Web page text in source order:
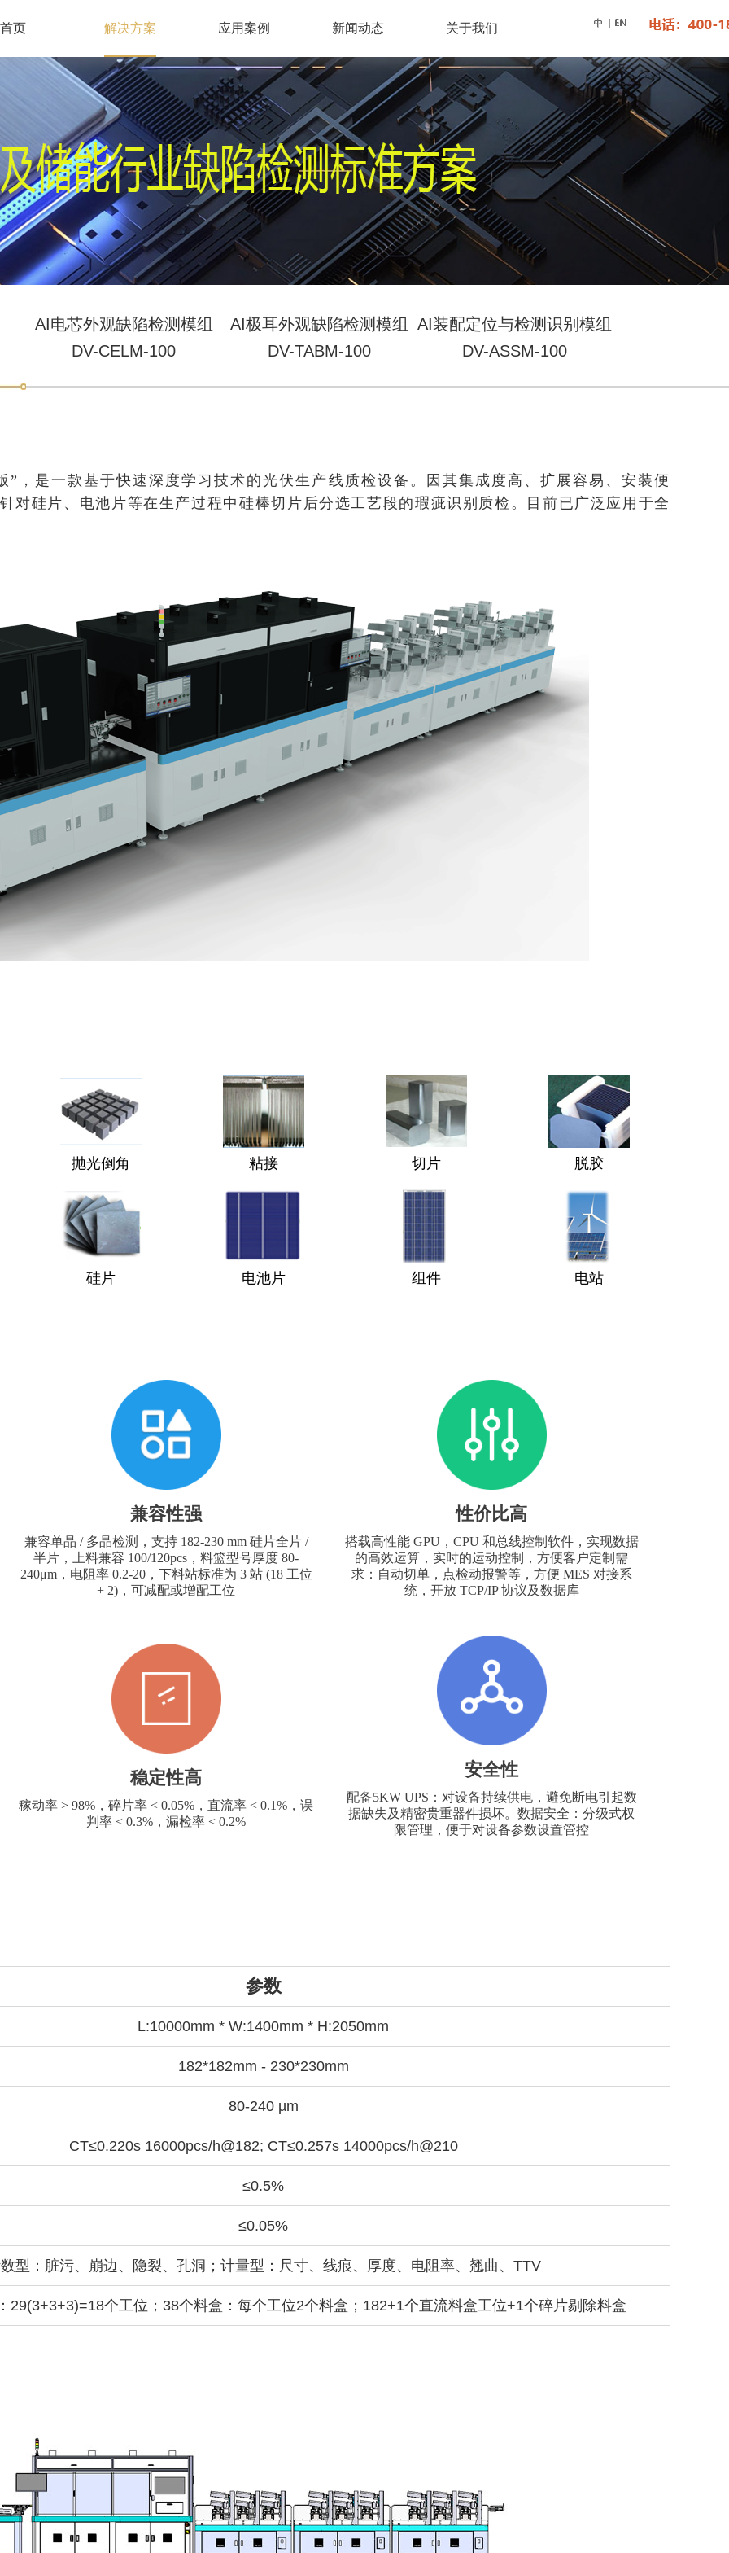
页 解决方案 应用案例 新闻动态 关于我们
AI电芯外观缺陷检测模组
DV-CELM-100
AI极耳外观缺陷检测模组
DV-TABM-100
AI装配定位与检测识别模组
DV-ASSM-100
，是一款基于快速深度学习技术的光伏生产线质检设备。因其集成度高、扩展容易、安装便
对硅片、电池片等在生产过程中硅棒切片后分选工艺段的瑕疵识别质检。目前已广泛应用于全
抛光倒角 粘接 切片 脱胶
硅片 电池片 组件 电站
兼容性强
兼容单晶 / 多晶检测，支持 182-230 mm 硅片全片 /
半片，上料兼容 100/120pcs，料篮型号厚度 80-
240μm，电阻率 0.2-20，下料站标准为 3 站 (18 工位
+ 2)，可减配或增配工位
性价比高
搭载高性能 GPU，CPU 和总线控制软件，实现数据
的高效运算，实时的运动控制，方便客户定制需
求：自动切单，点检动报警等，方便 MES 对接系
统，开放 TCP/IP 协议及数据库
稳定性高
稼动率 > 98%，碎片率 < 0.05%，直流率 < 0.1%，误
判率 < 0.3%，漏检率 < 0.2%
安全性
配备5KW UPS：对设备持续供电，避免断电引起数
据缺失及精密贵重器件损坏。数据安全：分级式权
限管理，便于对设备参数设置管控
参数
L:10000mm * W:1400mm * H:2050mm
182*182mm - 230*230mm
80-240 µm
CT≤0.220s 16000pcs/h@182; CT≤0.257s 14000pcs/h@210
≤0.5%
≤0.05%
型：脏污、崩边、隐裂、孔洞；计量型：尺寸、线痕、厚度、电阻率、翘曲、TTV
29(3+3+3)=18个工位；38个料盒：每个工位2个料盒；182+1个直流料盒工位+1个碎片剔除料盒